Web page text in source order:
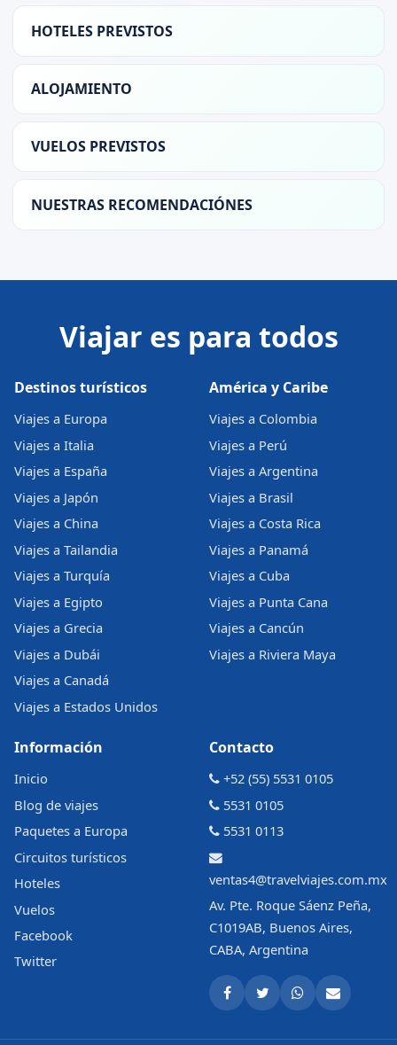
HOTELES PREVISTOS
ALOJAMIENTO
VUELOS PREVISTOS
NUESTRAS RECOMENDACIÓNES
Viajar es para todos
Destinos turísticos
Viajes a Europa
Viajes a Italia
Viajes a España
Viajes a Japón
Viajes a China
Viajes a Tailandia
Viajes a Turquía
Viajes a Egipto
Viajes a Grecia
Viajes a Dubái
Viajes a Canadá
Viajes a Estados Unidos
América y Caribe
Viajes a Colombia
Viajes a Perú
Viajes a Argentina
Viajes a Brasil
Viajes a Costa Rica
Viajes a Panamá
Viajes a Cuba
Viajes a Punta Cana
Viajes a Cancún
Viajes a Riviera Maya
Información
Inicio
Blog de viajes
Paquetes a Europa
Circuitos turísticos
Hoteles
Vuelos
Facebook
Twitter
Contacto
+52 (55) 5531 0105
5531 0105
5531 0113
ventas4@travelviajes.com.mx
Av. Pte. Roque Sáenz Peña,
C1019AB, Buenos Aires,
CABA, Argentina